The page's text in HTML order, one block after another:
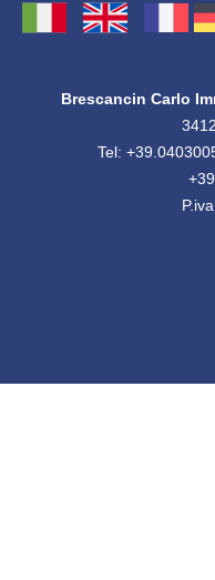
Brescancin Carlo
Tel: